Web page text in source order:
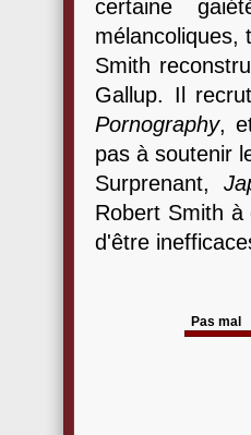
certaine
mélancoliques,
Smith
Gallup. Il
Pornography,
pas à soutenir
Surprenant,
Robert Smith
d'être
Pas mal